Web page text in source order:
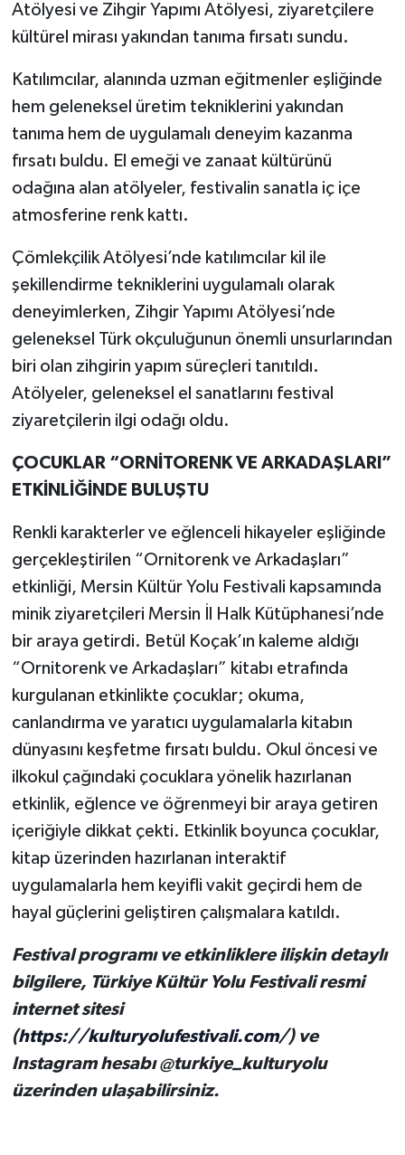
Atölyesi ve Zihgir Yapımı Atölyesi, ziyaretçilere
kültürel mirası yakından tanıma fırsatı sundu.
Katılımcılar, alanında uzman eğitmenler eşliğinde
hem geleneksel üretim tekniklerini yakından
tanıma hem de uygulamalı deneyim kazanma
fırsatı buldu. El emeği ve zanaat kültürünü
odağına alan atölyeler, festivalin sanatla iç içe
atmosferine renk kattı.
Çömlekçilik Atölyesi’nde katılımcılar kil ile
şekillendirme tekniklerini uygulamalı olarak
deneyimlerken, Zihgir Yapımı Atölyesi’nde
geleneksel Türk okçuluğunun önemli unsurlarından
biri olan zihgirin yapım süreçleri tanıtıldı.
Atölyeler, geleneksel el sanatlarını festival
ziyaretçilerin ilgi odağı oldu.
ÇOCUKLAR “ORNİTORENK VE ARKADAŞLARI”
ETKİNLİĞİNDE BULUŞTU
Renkli karakterler ve eğlenceli hikayeler eşliğinde
gerçekleştirilen “Ornitorenk ve Arkadaşları”
etkinliği, Mersin Kültür Yolu Festivali kapsamında
minik ziyaretçileri Mersin İl Halk Kütüphanesi’nde
bir araya getirdi. Betül Koçak’ın kaleme aldığı
“Ornitorenk ve Arkadaşları” kitabı etrafında
kurgulanan etkinlikte çocuklar; okuma,
canlandırma ve yaratıcı uygulamalarla kitabın
dünyasını keşfetme fırsatı buldu. Okul öncesi ve
ilkokul çağındaki çocuklara yönelik hazırlanan
etkinlik, eğlence ve öğrenmeyi bir araya getiren
içeriğiyle dikkat çekti. Etkinlik boyunca çocuklar,
kitap üzerinden hazırlanan interaktif
uygulamalarla hem keyifli vakit geçirdi hem de
hayal güçlerini geliştiren çalışmalara katıldı.
Festival programı ve etkinliklere ilişkin detaylı
bilgilere, Türkiye Kültür Yolu Festivali resmi
internet sitesi
(https://kulturyolufestivali.com/) ve
Instagram hesabı @turkiye_kulturyolu
üzerinden ulaşabilirsiniz.